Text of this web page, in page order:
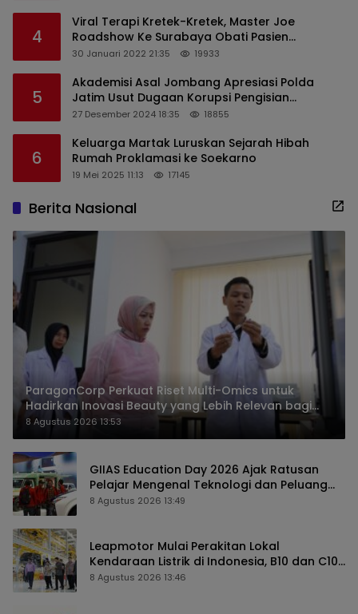
4
Viral Terapi Kretek-Kretek, Master Joe
Roadshow Ke Surabaya Obati Pasien
Sekaligus Edukasi Masyarakat
30 Januari 2022 21:35 19933
5
Akademisi Asal Jombang Apresiasi Polda
Jatim Usut Dugaan Korupsi Pengisian
Perangkat Desa di Kediri
27 Desember 2024 18:35 18855
6
Keluarga Martak Luruskan Sejarah Hibah
Rumah Proklamasi ke Soekarno
19 Mei 2025 11:13 17145
Berita Nasional
ParagonCorp Perkuat Riset Multi-Omics untuk
Hadirkan Inovasi Beauty yang Lebih Relevan bagi
Masyarakat Indonesia
8 Agustus 2026 13:53
GIIAS Education Day 2026 Ajak Ratusan
Pelajar Mengenal Teknologi dan Peluang
Karier Industri Otomotif
8 Agustus 2026 13:49
Leapmotor Mulai Perakitan Lokal
Kendaraan Listrik di Indonesia, B10 dan C10
Jadi Model Perdana
8 Agustus 2026 13:46